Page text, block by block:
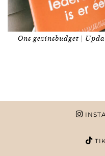
Ons gezinsbudget |